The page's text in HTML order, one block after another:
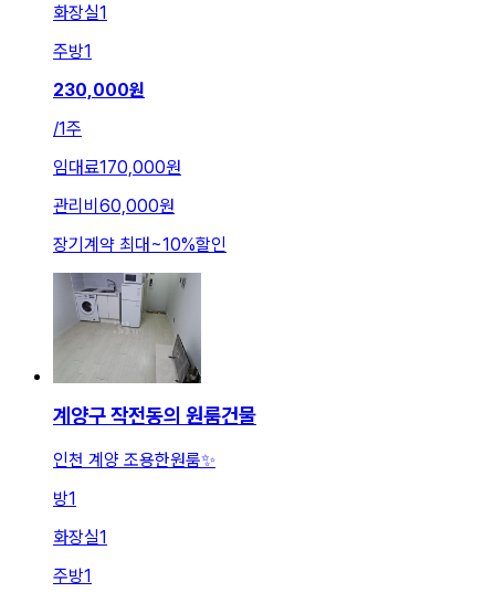
화장실1
주방1
230,000원
/1주
임대료170,000원
관리비 60,000원
장기계약 최대~10%할인
계양구 작전동의 원룸건물
인천 계양 조용한원룸✨
방1
화장실1
주방1